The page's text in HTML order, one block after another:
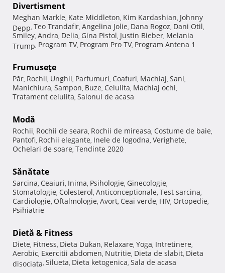
Divertisment
Meghan Markle, Kate Middleton, Kim Kardashian, Johnny
Depp, Teo Trandafir, Angelina Jolie, Dana Rogoz, Dani Otil,
Smiley, Andra, Delia, Gina Pistol, Justin Bieber, Melania
Trump, Program TV, Program Pro TV, Program Antena 1
Frumuseţe
Păr, Rochii, Unghii, Parfumuri, Coafuri, Machiaj, Sani,
Manichiura, Sampon, Buze, Celulita, Machiaj ochi,
Tratament celulita, Salonul de acasa
Modă
Rochii, Rochii de seara, Rochii de mireasa, Costume de baie,
Pantofi, Rochii elegante, Inele de logodna, Verighete,
Ochelari de soare, Tendinte 2020
Sănătate
Sarcina, Ceaiuri, Inima, Psihologie, Ginecologie,
Stomatologie, Colesterol, Anticonceptionale, Test sarcina,
Cardiologie, Oftalmologie, Avort, Ceai verde, HIV, Ortopedie,
Psihiatrie
Dietă & Fitness
Diete, Fitness, Dieta Dukan, Relaxare, Yoga, Intretinere,
Aerobic, Exercitii abdomen, Nutritie, Dieta de slabit, Dieta
disociata, Silueta, Dieta ketogenica, Sala de acasa